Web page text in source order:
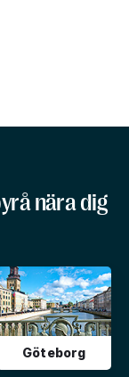
nära dig
Göteborg